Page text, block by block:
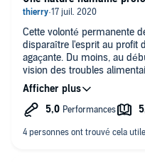
Cette volonté permanente
disparaître l'esprit au profit
agaçante. Du moins, au
vision des troubles
ça fait réfléchir à la nature
bonne critique à
développement personnel
contraire à notre nature